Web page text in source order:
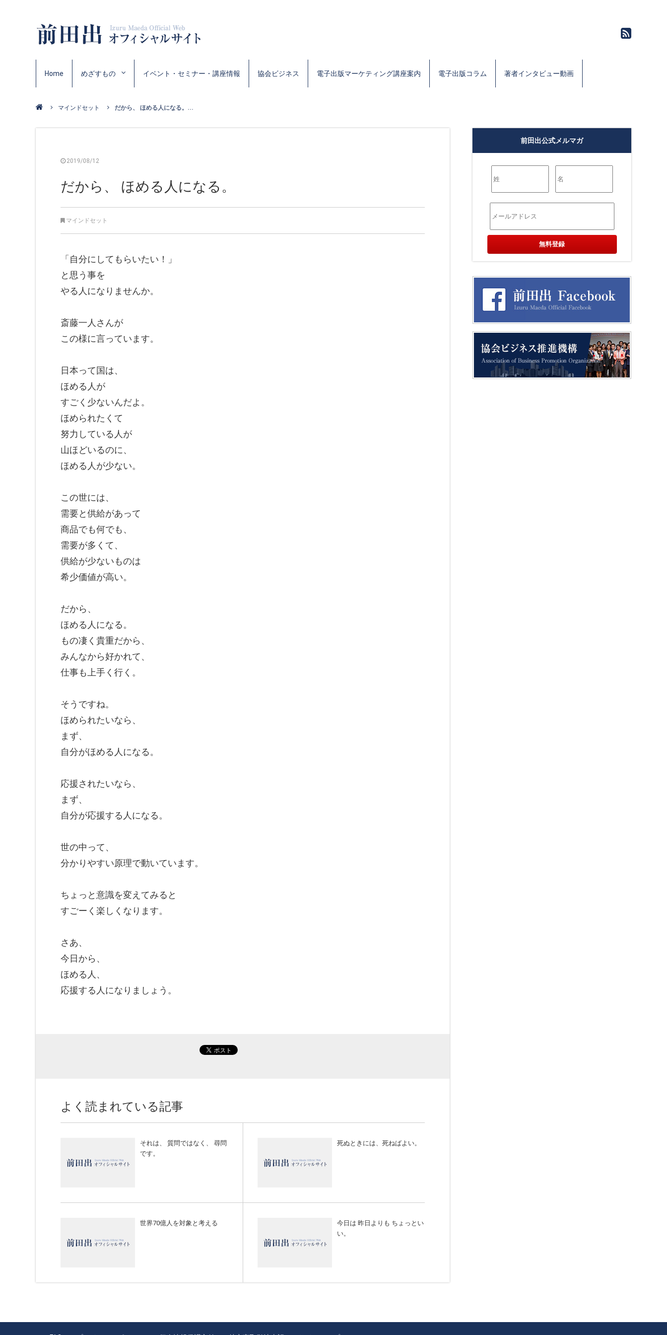
Home めざすもの イベント・セミナー・講座情報 協会ビジネス 電子出版マーケティング講座案内 電子出版コラム 著者インタビュー動画
マインドセット だから、 ほめる人になる。...
2019/08/12
だから、 ほめる人になる。
マインドセット
「自分にしてもらいたい！」
と思う事を
やる人になりませんか。
斎藤一人さんが
この様に言っています。
日本って国は、
ほめる人が
すごく少ないんだよ。
ほめられたくて
努力している人が
山ほどいるのに、
ほめる人が少ない。
この世には、
需要と供給があって
商品でも何でも、
需要が多くて、
供給が少ないものは
希少価値が高い。
だから、
ほめる人になる。
もの凄く貴重だから、
みんなから好かれて、
仕事も上手く行く。
そうですね。
ほめられたいなら、
まず、
自分がほめる人になる。
応援されたいなら、
まず、
自分が応援する人になる。
世の中って、
分かりやすい原理で動いています。
ちょっと意識を変えてみると
すごーく楽しくなります。
さあ、
今日から、
ほめる人、
応援する人になりましょう。
よく読まれている記事
それは、 質問ではなく、 尋問
です。
死ぬときには、死ねばよい。
世界70億人を対象と考える
今日は 昨日よりも ちょっとい
い。
前田出公式メルマガ